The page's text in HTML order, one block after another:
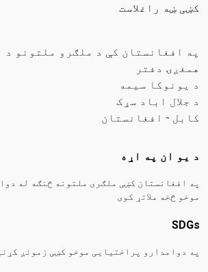
کښی ښه راغلاست
په افغانستان کې د ملګرو ملتونو د
همغږۍ دفتر
د یونوکا سیمه
د جلال اباد سړک
کابل - افغانستان
Footer menu
د یو ان په اړه
په افغانستان کښی ملګری ملتونه څنګه له
موخو څخه ملاتړ کوی
SDGs
په دوامدارو پراختیایی موخو کښی زمونږ